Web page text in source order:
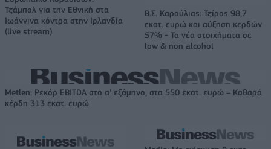
Τζάμπολ για την Εθνική στα
Ιωάννινα κόντρα στην Ιρλανδία
(live stream)
Β.Σ. Καρούλιας: Τζίρος 98,7
εκατ. ευρώ και αύξηση κερδών
57% - Τα νέα στοιχήματα σε
low & non alcohol
Metlen: Ρεκόρ EBITDA στο α' εξάμηνο, στα 550 εκατ. ευρώ – Καθαρά
κέρδη 313 εκατ. ευρώ